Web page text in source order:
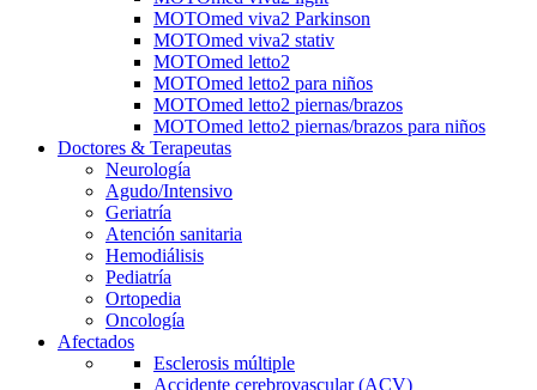
MOTOmed viva2 Parkinson
MOTOmed viva2 stativ
MOTOmed letto2
MOTOmed letto2 para niños
MOTOmed letto2 piernas/brazos
MOTOmed letto2 piernas/brazos para niños
Doctores & Terapeutas
Neurología
Agudo/Intensivo
Geriatría
Atención sanitaria
Hemodiálisis
Pediatría
Ortopedia
Oncología
Afectados
Esclerosis múltiple
Accidente cerebrovascular (ACV)